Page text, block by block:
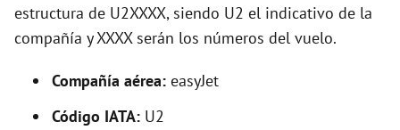
o
estructura de U2XXXX, siendo U2 el indicativo de la
compañía y XXXX serán los números del vuelo.
Compañía aérea: easyJet
Código IATA: U2